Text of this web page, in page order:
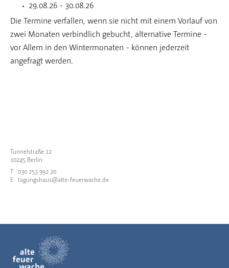
Tunnelstraße 12
10245 Berlin
T 030 253 992 20
E tagungshaus@alte-feuerwache.de
29.08.26 - 30.08.26
Die Termine verfallen, wenn sie nicht mit einem Vorlauf von
zwei Monaten verbindlich gebucht, alternative Termine -
vor Allem in den Wintermonaten - können jederzeit
angefragt werden.